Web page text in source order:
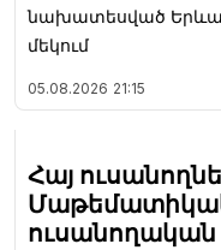
նախատեսված
մեկում
05.08.2026 21:15
Հայ
ուսանողական